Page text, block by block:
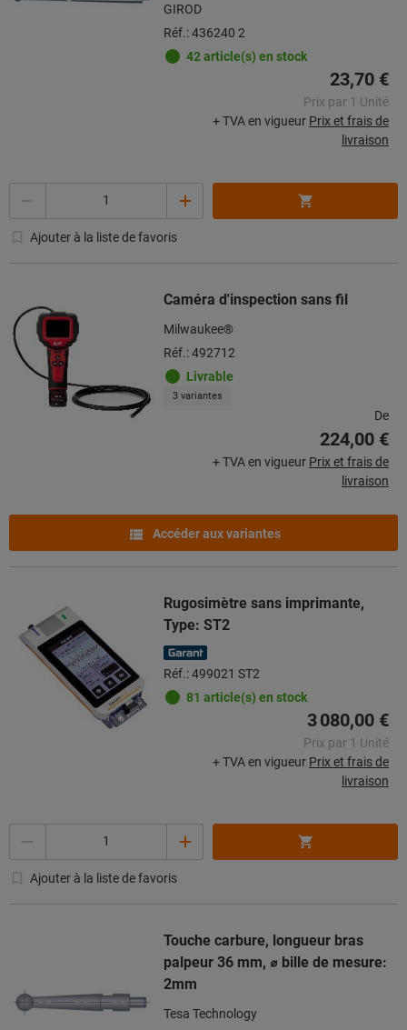
GIROD
Réf.: 436240 2
42 article(s) en stock
23,70 €
Prix par 1 Unité
+ TVA en vigueur Prix et frais de
livraison
Ajouter à la liste de favoris
Caméra d'inspection sans fil
Milwaukee®
Réf.: 492712
Livrable
3 variantes
De
224,00 €
+ TVA en vigueur Prix et frais de
livraison
Accéder aux variantes
Rugosimètre sans imprimante,
Type: ST2
Réf.: 499021 ST2
81 article(s) en stock
3 080,00 €
Prix par 1 Unité
+ TVA en vigueur Prix et frais de
livraison
Ajouter à la liste de favoris
Touche carbure, longueur bras
palpeur 36 mm, ⌀ bille de mesure:
2mm
Tesa Technology